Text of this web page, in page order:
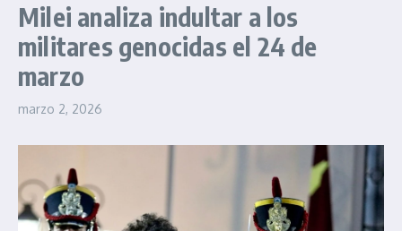
Milei analiza indultar a los
militares genocidas el 24 de
marzo
marzo 2, 2026